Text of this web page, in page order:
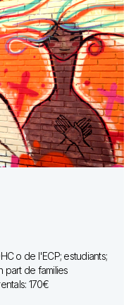
o de l'ECP; estudiants;
part de families
170€